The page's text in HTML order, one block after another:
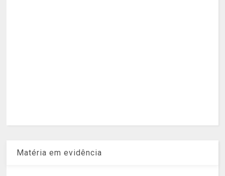
Matéria em evidência